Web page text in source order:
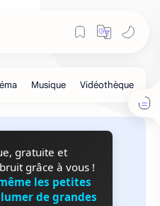
gratuite et
grâce à vous !
les petites
de grandes